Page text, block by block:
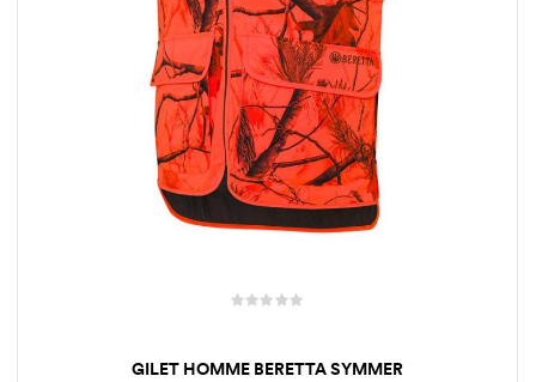
GILET HOMME BERETTA SYMMER